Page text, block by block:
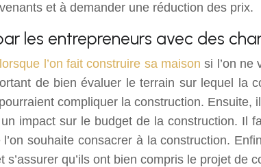
et à demander une réduction des prix.
les entrepreneurs avec des
l’on fait construire sa maison si l’on ne
de bien évaluer le terrain sur lequel
compliquer la construction.
impact sur le budget de la construction. Il
souhaite consacrer à la construction.
qu’ils ont bien compris le projet de